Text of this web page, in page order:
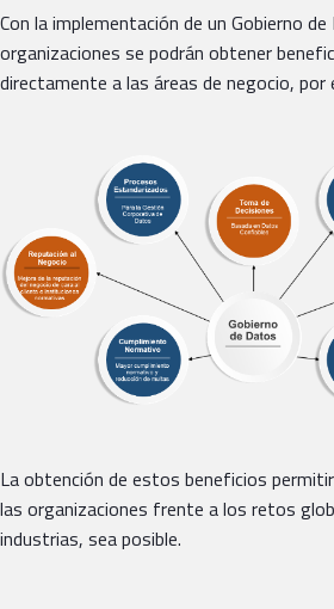
Con la implementación de un Gobierno
organizaciones se podrán obtener
directamente a las áreas de negocio, por
La obtención de estos beneficios
las organizaciones frente a los retos
industrias, sea posible.